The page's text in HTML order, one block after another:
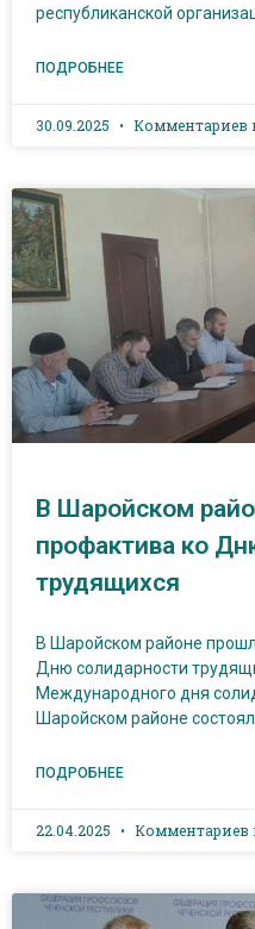
республиканской
ПОДРОБНЕЕ
30.09.2025 Комментариев
В Шаройском
профактива ко
трудящихся
В Шаройском районе
Дню солидарности
Международного дня
Шаройском районе
ПОДРОБНЕЕ
22.04.2025 Комментариев